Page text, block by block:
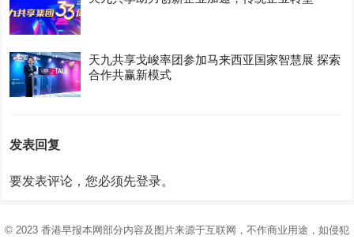
天九共享戈峻率团参加马来西亚国家智慧展 探索
合作共赢新模式
发表回复
要发表评论，您必须先登录。
© 2023 香港早报本网部分内容及图片来源于互联网，不作商业用途，如侵犯